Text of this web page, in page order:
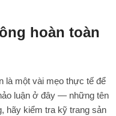
hoàn toàn
là một vài mẹo thực tế để
luận ở đây — những tên
hãy kiểm tra kỹ trang sản